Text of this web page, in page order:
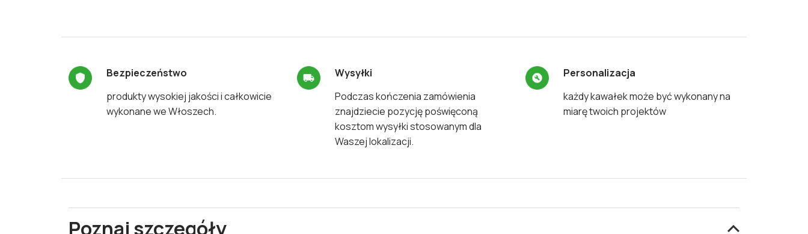
Bezpieczeństwo
produkty wysokiej jakości i całkowicie
wykonane we Włoszech.
Wysyłki
Podczas kończenia zamówienia
znajdziecie pozycję poświęconą
kosztom wysyłki stosowanym dla
Waszej lokalizacji.
Personalizacja
każdy kawałek może być wykonany na
miarę twoich projektów
Poznaj szczegóły